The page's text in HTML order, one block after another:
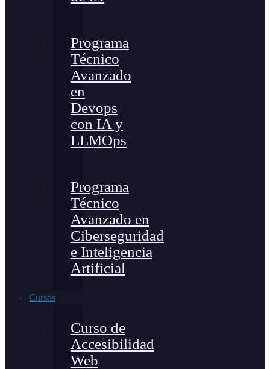
Programa
Técnico
Avanzado
en
Devops
con IA y
LLMOps
Programa
Técnico
Avanzado en
Ciberseguridad
e Inteligencia
Artificial
Cursos
Curso de
Accesibilidad
Web